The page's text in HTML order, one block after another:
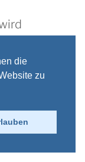
gesteht
dort
die
zu